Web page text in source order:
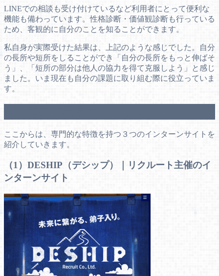
LINEでの相談も受け付けているなど利用者にとって便利な
機能も備わっています。性格診断・価値観診断も行っている
ため、客観的に自分のことを知ることができます。
私自身が実際受けた結果は、上記のような感じでした。自分
の長所や短所をしることができ「自分の長所をもっと伸ばそ
う」、「短所の部分は他人の協力を得て克服しよう」と感じ
ました。いま現在も自分の課題に取り組む際に役立っていま
す。
ここからは、専門的な特徴を持つ３つのインターンサイトを
紹介していきます。
（1）DESHIP（デシップ）｜リクルート主催のイ
ンターンサイト